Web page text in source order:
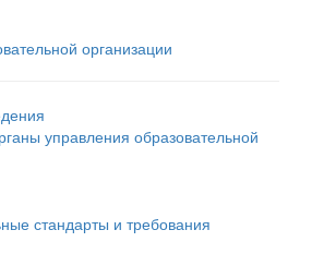
организации
управления образовательной
стандарты и требования